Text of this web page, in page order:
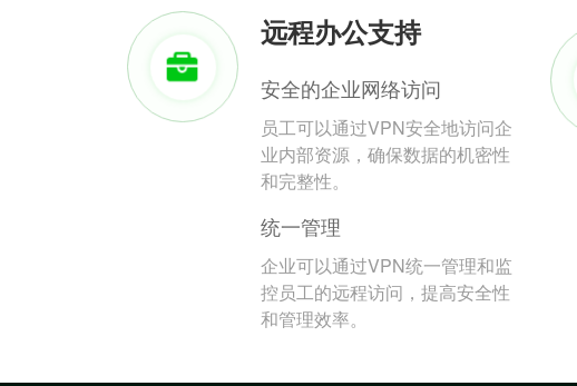
远程办公支持
安全的企业网络访问
员工可以通过VPN安全地访问企
业内部资源，确保数据的机密性
和完整性。
统一管理
企业可以通过VPN统一管理和监
控员工的远程访问，提高安全性
和管理效率。